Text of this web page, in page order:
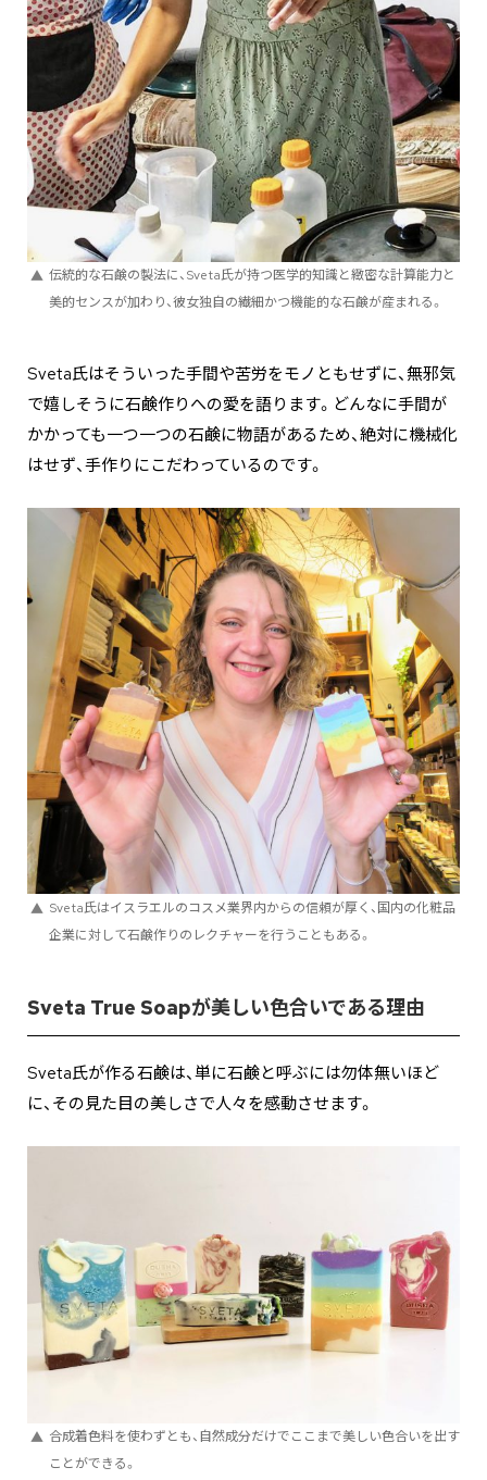
伝統的な石鹸の製法に、Sveta氏が持つ医学的知識と緻密な計算能力と
美的センスが加わり、彼女独自の繊細かつ機能的な石鹸が産まれる。
Sveta氏はそういった手間や苦労をモノともせずに、無邪気
で嬉しそうに石鹸作りへの愛を語ります。どんなに手間が
かかっても一つ一つの石鹸に物語があるため、絶対に機械化
はせず、手作りにこだわっているのです。
Sveta氏はイスラエルのコスメ業界内からの信頼が厚く、国内の化粧品
企業に対して石鹸作りのレクチャーを行うこともある。
Sveta True Soapが美しい色合いである理由
Sveta氏が作る石鹸は、単に石鹸と呼ぶには勿体無いほど
に、その見た目の美しさで人々を感動させます。
合成着色料を使わずとも、自然成分だけでここまで美しい色合いを出す
ことができる。